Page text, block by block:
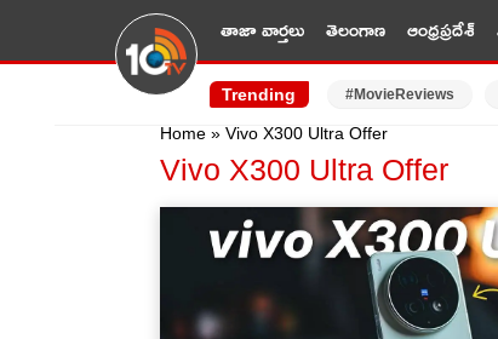
తాజా వార్తలు తెలంగాణ ఆంధ్రప్రదేశ్
Trending #MovieReviews
Home » Vivo X300 Ultra Offer
Vivo X300 Ultra Offer